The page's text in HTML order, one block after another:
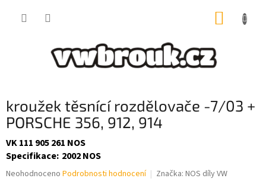
kroužek těsnící rozdělovače -7/03 +
PORSCHE 356, 912, 914
VK 111 905 261 NOS
Specifikace: 2002 NOS
Průměrné
Neohodnoceno Podrobnosti hodnocení Značka: NOS díly VW